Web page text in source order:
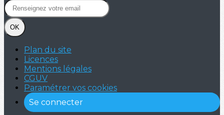
OK
Plan du site
Licences
Mentions légales
CGUV
Paramétrer vos cookies
Se connecter